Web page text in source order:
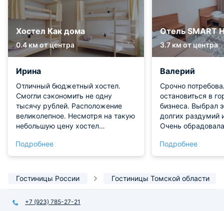
Хостел Как дома
0.4 км от центра
Ирина
Отличный бюджетный хостел.
Смогли сэкономить не одну
тысячу рублей. Расположение
великолепное. Несмотря на такую
небольшую цену хостел
порядке, персонал тут
приветливый, а постельное белье
Подробнее
Отель SMART
3.7 км от центра
Валерий
Срочно
остановиться в
бизнеса. Выбрал
долгих раздумий
Очень
сохранении
комфорта.
работает
Подробнее
Гостиницы России Гостиницы Томской области
+7 (923) 785-27-21